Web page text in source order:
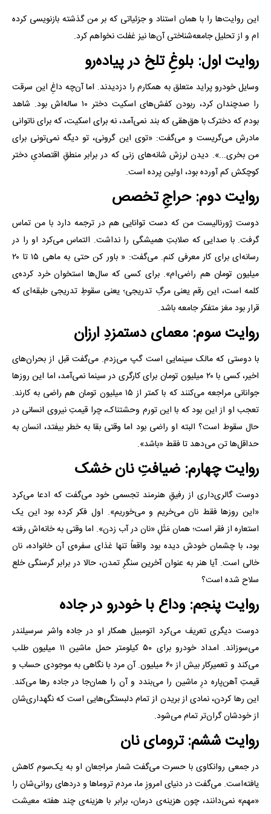
این روایت‌ها را با همان استناد و جزئیاتی که بر من گذشته بازنویسی کرده
ام و از تحلیل جامعه‌شناختی آن‌ها نیز غفلت نخواهم کرد.
روایت اول: بلوغِ تلخ در پیاده‌رو
وسایل خودرو پراید متعلق به همکارم را دزدیدند. اما آن‌چه داغِ این سرقت
را صدچندان کرد، ربودن کفش‌های اسکیت دختر ۱۰ ساله‌اش بود. شاهد
بودم که دخترک با هق‌هقی که بند نمی‌آمد، نه برای اسکیت، که برای ناتوانی
مادرش می‌گریست و می‌گفت: «توی این گرونی، تو دیگه نمی‌تونی برای
من بخری...». دیدن لرزش شانه‌های زنی که در برابر منطقِ اقتصادیِ دختر
کوچکش کم آورده بود، اولین پرده است.
روایت دوم: حراجِ تخصص
دوست ژورنالیست من که دست توانایی هم در ترجمه دارد با من تماس
گرفت. با صدایی که صلابتِ همیشگی را نداشت. التماس می‌کرد او را در
رسانه‌ای برای کار معرفی کنم. می‌گفت: « باور کن حتی به ماهی ۱۵ تا ۲۰
میلیون تومان هم راضی‌ام». برای کسی که سال‌ها استخوان خرد کرده‌ی
کلمه است، این رقم یعنی مرگِ تدریجی؛ یعنی سقوطِ تدریجی طبقه‌ای که
قرار بود مغز متفکر جامعه باشد.
روایت سوم: معمای دستمزدِ ارزان
با دوستی که مالک سینمایی است گپ می‌زدم. می‌گفت قبل از بحران‌های
اخیر، کسی با ۲۰ میلیون تومان برای کارگری در سینما نمی‌آمد، اما این روزها
جوانانی مراجعه می‌کنند که با کمتر از ۱۵ میلیون تومان هم راضی به کارند.
تعجب او از این بود که با این تورم وحشتناک، چرا قیمتِ نیروی انسانی در
حال سقوط است؟ البته او راضی بود اما وقتی بقا به خطر بیفتد، انسان به
حداقل‌ها تن می‌دهد تا فقط «باشد».
روایت چهارم: ضیافتِ نان خشک
دوست گالری‌داری از رفیقِ هنرمند تجسمی خود می‌گفت که ادعا می‌کرد
«این روزها فقط نان می‌خریم و می‌خوریم». اول فکر کرده بود این یک
استعاره‌ از فقر است؛ همان مَثَلِ «نان در آب زدن». اما وقتی به خانه‌اش رفته
بود، با چشمان خودش دیده بود واقعاً تنها غذای سفره‌ی آن خانواده، نان
خالی است. آیا هنر به عنوان آخرین سنگرِ تمدن، حالا در برابر گرسنگی خلع
سلاح شده است؟
روایت پنجم: وداع با خودرو در جاده
دوست دیگری تعریف می‌کرد اتومبیل همکار او در جاده واشر سرسیلندر
می‌سوزاند. امداد خودرو برای ۵۰ کیلومتر حمل ماشین ۱۱ میلیون طلب
می‌کند و تعمیرکار بیش از ۶۰ میلیون. آن مرد با نگاهی به موجودی حساب و
قیمتِ آهن‌پاره درِ ماشین را می‌بندد و آن را همان‌جا در جاده رها می‌کند.
این رها کردن، نمادی از بریدن از تمام دلبستگی‌هایی است که نگهداری‌شان
از خودشان گران‌تر تمام می‌شود.
روایت ششم: ترومای نان
در جمعی روانکاوی با حسرت می‌گفت شمار مراجعان او به یک‌سوم کاهش
یافته‌است. می‌گفت در دنیای امروزِ ما، مردم تروماها و دردهای روانی‌شان را
«مهم» نمی‌دانند، چون هزینه‌ی درمان، برابر با هزینه‌ی چند هفته معیشت